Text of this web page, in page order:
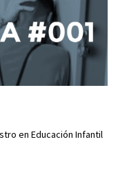
en Educación Infantil